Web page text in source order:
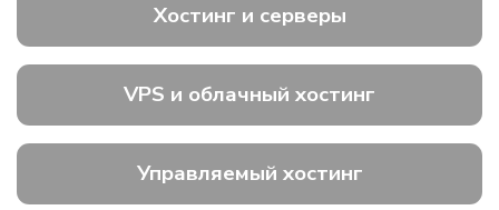
Хостинг и серверы
VPS и облачный хостинг
Управляемый хостинг